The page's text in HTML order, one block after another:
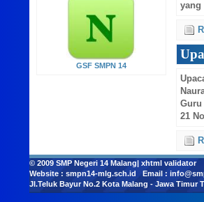
GSF SMPN 14
yang
Guru
21
© 2009 SMP Negeri 14 Malang| xhtml validator
Website : smpn14-mlg.sch.id Email :
Jl.Teluk Bayur No.2 Kota Malang - Jawa Timur